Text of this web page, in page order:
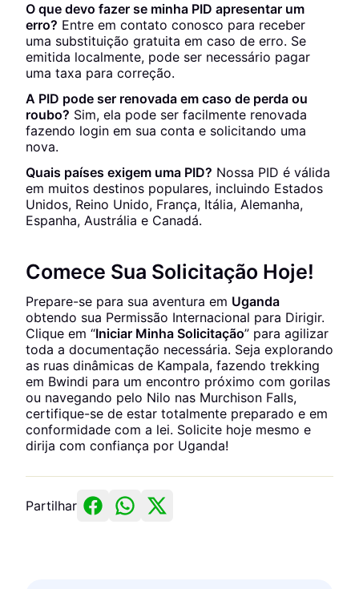
O que devo fazer se minha PID apresentar um
erro? Entre em contato conosco para receber
uma substituição gratuita em caso de erro. Se
emitida localmente, pode ser necessário pagar
uma taxa para correção.
A PID pode ser renovada em caso de perda ou
roubo? Sim, ela pode ser facilmente renovada
fazendo login em sua conta e solicitando uma
nova.
Quais países exigem uma PID? Nossa PID é válida
em muitos destinos populares, incluindo Estados
Unidos, Reino Unido, França, Itália, Alemanha,
Espanha, Austrália e Canadá.
Comece Sua Solicitação Hoje!
Prepare-se para sua aventura em Uganda
obtendo sua Permissão Internacional para Dirigir.
Clique em “Iniciar Minha Solicitação” para agilizar
toda a documentação necessária. Seja explorando
as ruas dinâmicas de Kampala, fazendo trekking
em Bwindi para um encontro próximo com gorilas
ou navegando pelo Nilo nas Murchison Falls,
certifique-se de estar totalmente preparado e em
conformidade com a lei. Solicite hoje mesmo e
dirija com confiança por Uganda!
Partilhar